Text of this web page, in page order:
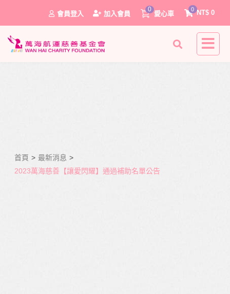
會員登入 加入會員
0
愛心車 NT$ 0
0
首頁 > 最新消息 >
2023萬海慈善【讓愛閃耀】通過補助名單公告